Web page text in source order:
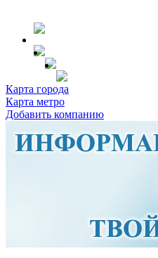
Карта города
Карта метро
Добавить компанию